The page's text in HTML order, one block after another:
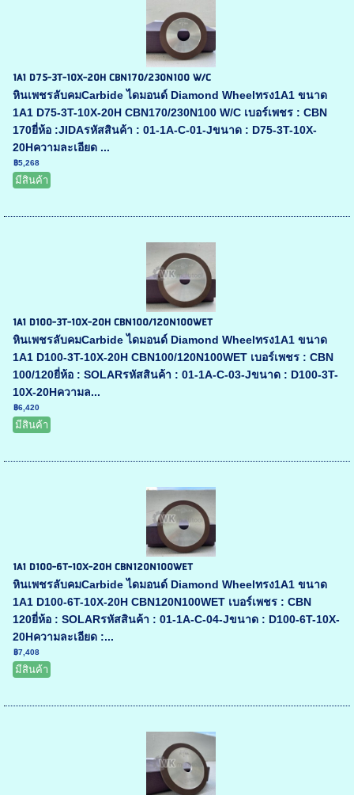
1A1 D75-3T-10X-20H CBN170/230N100 W/C
หินเพชรลับคมCarbide ไดมอนด์ Diamond Wheelทรง1A1 ขนาด
1A1 D75-3T-10X-20H CBN170/230N100 W/C เบอร์เพชร : CBN
170ยี่ห้อ :JIDAรหัสสินค้า : 01-1A-C-01-Jขนาด : D75-3T-10X-
20Hความละเอียด ...
฿5,268
มีสินค้า
1A1 D100-3T-10X-20H CBN100/120N100WET
หินเพชรลับคมCarbide ไดมอนด์ Diamond Wheelทรง1A1 ขนาด
1A1 D100-3T-10X-20H CBN100/120N100WET เบอร์เพชร : CBN
100/120ยี่ห้อ : SOLARรหัสสินค้า : 01-1A-C-03-Jขนาด : D100-3T-
10X-20Hความล...
฿6,420
มีสินค้า
1A1 D100-6T-10X-20H CBN120N100WET
หินเพชรลับคมCarbide ไดมอนด์ Diamond Wheelทรง1A1 ขนาด
1A1 D100-6T-10X-20H CBN120N100WET เบอร์เพชร : CBN
120ยี่ห้อ : SOLARรหัสสินค้า : 01-1A-C-04-Jขนาด : D100-6T-10X-
20Hความละเอียด :...
฿7,408
มีสินค้า